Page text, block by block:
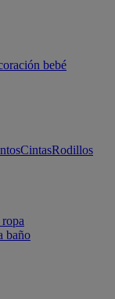
bebé
CintasRodillos
ropa
baño